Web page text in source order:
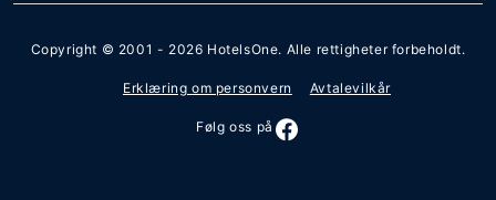
Copyright © 2001 - 2026 HotelsOne. Alle rettigheter forbeholdt.
Erklæring om personvern Avtalevilkår
Følg oss på